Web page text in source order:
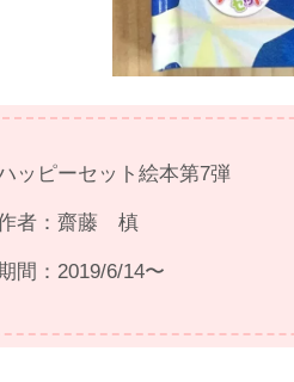
ッピーセット絵本第7弾
者：齋藤 槙
間：2019/6/14〜